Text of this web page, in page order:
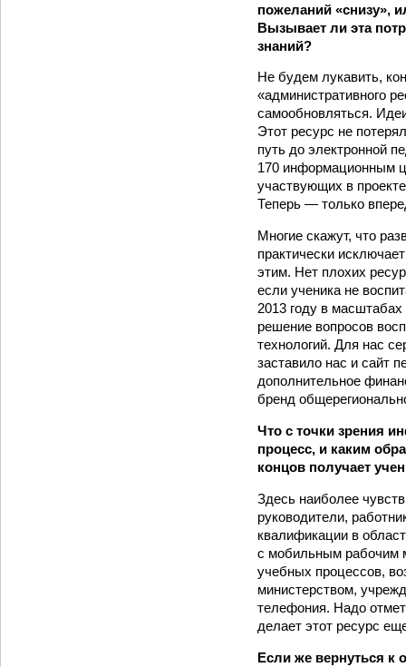
пожеланий «снизу»,
Вызывает ли эта
знаний?
Не будем лукавить,
«административного
самообновляться.
Этот ресурс не
путь до электронной
170 информационным
участвующих в
Теперь — только
Многие скажут, что
практически
этим. Нет плохих
если ученика не
2013 году в
решение вопросов
технологий. Для нас
заставило нас и сайт
дополнительное
бренд
Что с точки зрения
процесс, и каким
концов получает
Здесь наиболее
руководители,
квалификации в
с мобильным рабочим
учебных процессов,
министерством,
телефония. Надо
делает этот ресурс
Если же вернуться к